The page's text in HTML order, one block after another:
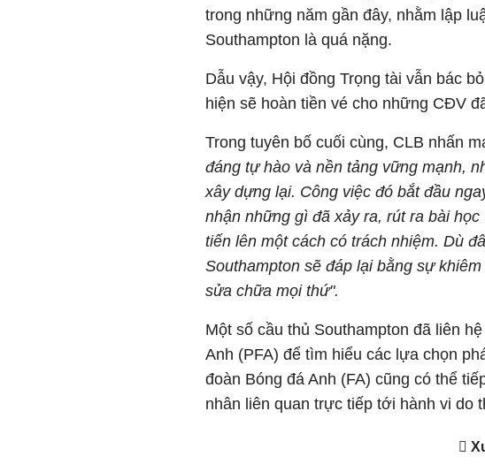
trong những năm gần đây, nhằm lập
Southampton là quá nặng.
Dẫu vậy, Hội đồng Trọng tài vẫn bác
hiện sẽ hoàn tiền vé cho những CĐV
Trong tuyên bố cuối cùng, CLB nhấn
đáng tự hào và nền tảng vững mạnh,
xây dựng lại. Công việc đó bắt đầu
nhận những gì đã xảy ra, rút ra bài
tiến lên một cách có trách nhiệm. Dù
Southampton sẽ đáp lại bằng sự
sửa chữa mọi thứ".
Một số cầu thủ Southampton đã liên
Anh (PFA) để tìm hiểu các lựa chọn
đoàn Bóng đá Anh (FA) cũng có thể
nhân liên quan trực tiếp tới hành vi do